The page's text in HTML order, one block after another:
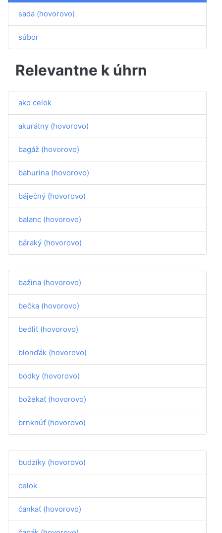
sada (hovorovo)
súbor
Relevantne k úhrn
ako celok
akurátny (hovorovo)
bagáž (hovorovo)
bahurina (hovorovo)
báječný (hovorovo)
balanc (hovorovo)
báraký (hovorovo)
bažina (hovorovo)
bečka (hovorovo)
bedliť (hovorovo)
blonďák (hovorovo)
bodky (hovorovo)
božekať (hovorovo)
brnknúť (hovorovo)
budzíky (hovorovo)
celok
čankať (hovorovo)